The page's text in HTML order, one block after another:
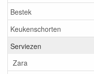
Bestek
Keukenschorten
Serviezen
Zara